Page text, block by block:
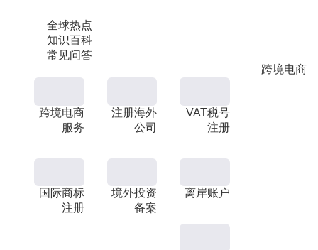
全球热点
知识百科
常见问答
跨境电商
跨境电商
服务
注册海外
公司
VAT税号
注册
国际商标
注册
境外投资
备案
离岸账户